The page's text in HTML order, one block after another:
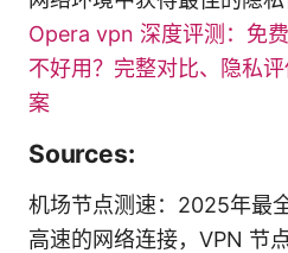
Opera vpn 深度评测：免
不好用？完整对比、隐私
案
Sources:
机场节点测速：2025年最
高速的网络连接，VPN 节